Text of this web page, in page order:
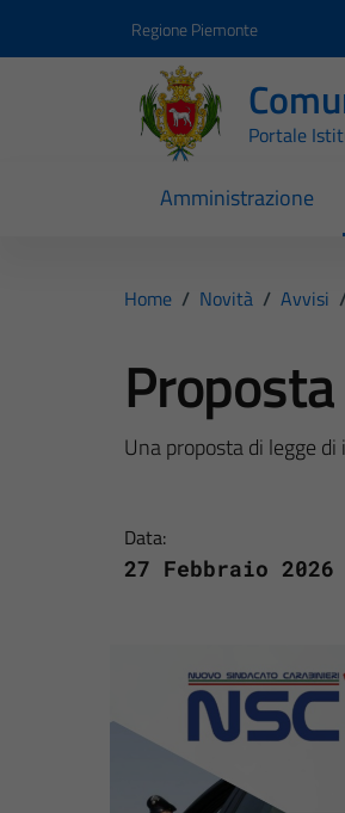
Regione Piemonte
Portale
Amministrazione
Home / Novità / Avvisi
Una proposta di legge
Data:
27 Febbraio 2026